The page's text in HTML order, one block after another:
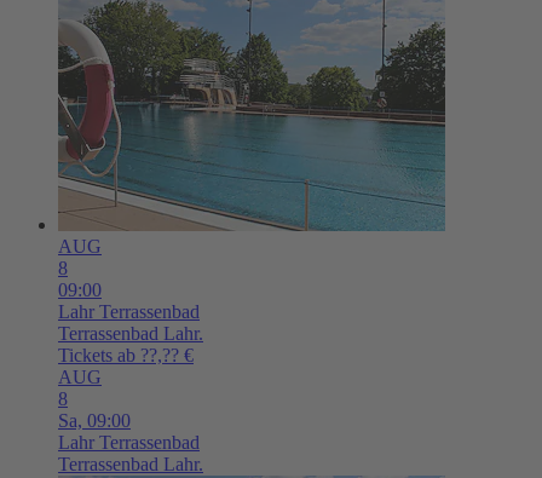
AUG
8
09:00
Lahr Terrassenbad
Terrassenbad Lahr.
Tickets ab ??,?? €
AUG
8
Sa, 09:00
Lahr Terrassenbad
Terrassenbad Lahr.